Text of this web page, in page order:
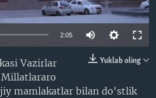
2:05
Yuklab oling
Vazirlar
Millatlararo
mamlakatlar bilan do'stlik